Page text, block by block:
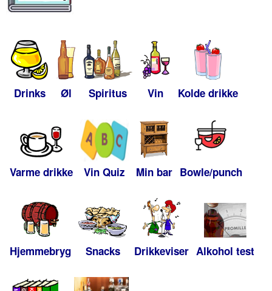
Drinks Øl Spiritus Vin Kolde drikke
Varme drikke Vin Quiz Min bar Bowle/punch
Hjemmebryg Snacks Drikkeviser Alkohol test